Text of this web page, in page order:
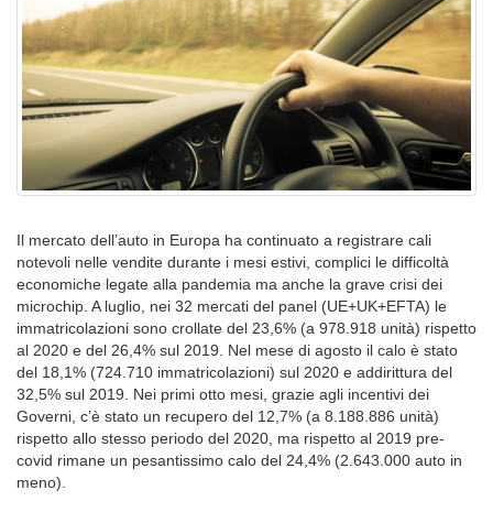
Il mercato dell’auto in Europa ha continuato a registrare cali
notevoli nelle vendite durante i mesi estivi, complici le difficoltà
economiche legate alla pandemia ma anche la grave crisi dei
microchip. A luglio, nei 32 mercati del panel (UE+UK+EFTA) le
immatricolazioni sono crollate del 23,6% (a 978.918 unità) rispetto
al 2020 e del 26,4% sul 2019. Nel mese di agosto il calo è stato
del 18,1% (724.710 immatricolazioni) sul 2020 e addirittura del
32,5% sul 2019. Nei primi otto mesi, grazie agli incentivi dei
Governi, c’è stato un recupero del 12,7% (a 8.188.886 unità)
rispetto allo stesso periodo del 2020, ma rispetto al 2019 pre-
covid rimane un pesantissimo calo del 24,4% (2.643.000 auto in
meno).